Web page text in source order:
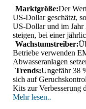
Marktgröße:Der
US-Dollar geschätzt,
US-Dollar und im
steigen, bei einer
Wachstumstreiber:
Betriebe verwenden
Abwasseranlagen
Trends:Ungefähr 38
sich auf
Kits zur Verbesserung
Mehr lesen..